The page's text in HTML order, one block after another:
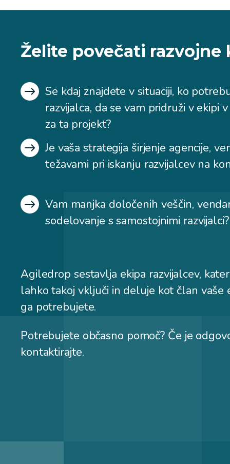
Želite povečati razvojne
Se kdaj znajdete v situaciji, ko
razvijalca, da se vam pridruži v ekipi
za ta projekt?
Je vaša strategija širjenje agencije,
težavami pri iskanju razvijalcev na
Vam manjka določenih veščin,
sodelovanje s samostojnimi razvijalci?
Agiledrop sestavlja ekipa razvijalcev,
lahko takoj vključi in deluje kot član vaše
ga potrebujete.
Potrebujete občasno pomoč? Če je
kontaktirajte.